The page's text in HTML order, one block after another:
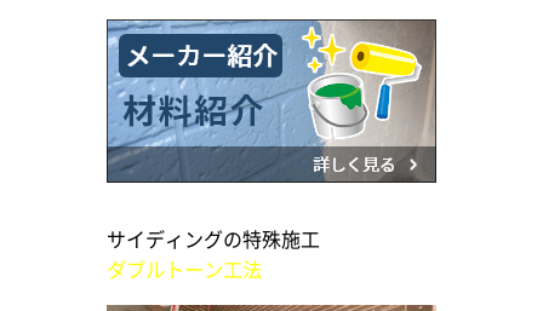
サイディングの特殊施工
ダブルトーン工法